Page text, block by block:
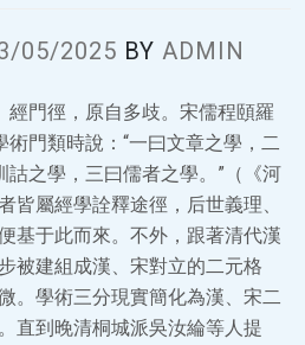
05/2025 BY ADMIN
經門徑，原自多歧。宋儒程頤羅
術門類時說：“一曰文章之學，二
詁之學，三曰儒者之學。”（《河
皆屬經學詮釋途徑，后世義理、
基于此而來。不外，跟著清代漢
被建組成漢、宋對立的二元格
。學術三分現實簡化為漢、宋二
直到晚清桐城派吳汝綸等人提